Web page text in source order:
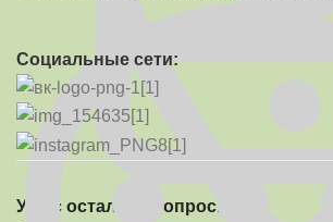
Социальные сети:
У вас остались вопросы?